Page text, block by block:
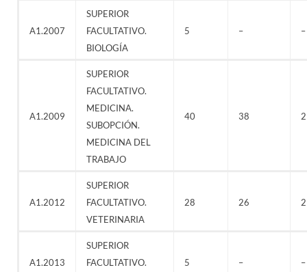
A1.2007
SUPERIOR
FACULTATIVO.
BIOLOGÍA
5 – –
A1.2009
SUPERIOR
FACULTATIVO.
MEDICINA.
SUBOPCIÓN.
MEDICINA DEL
TRABAJO
40 38 2
A1.2012
SUPERIOR
FACULTATIVO.
VETERINARIA
28 26 2
A1.2013
SUPERIOR
FACULTATIVO.
5 – –